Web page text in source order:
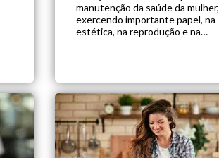
manutenção da saúde da mulher,
exercendo importante papel, na
estética, na reprodução e na
adequada ingestão alimentar,
incluindo micronutrientes, é
essencial para a manutenção da
saúde feminina em […]